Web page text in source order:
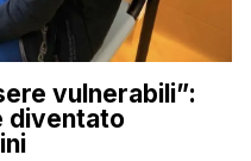
vulnerabili”:
diventato